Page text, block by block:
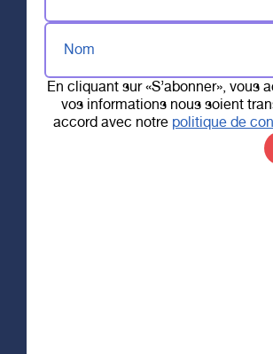
Nom
En cliquant sur «S’abonner», vous
vos informations nous soient
accord avec notre politique de